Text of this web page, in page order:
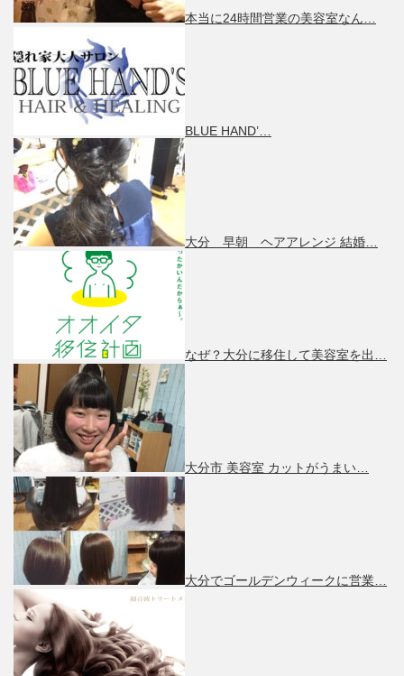
本当に24時間営業の美容室なん…
BLUE HAND’…
大分 早朝 ヘアアレンジ 結婚…
なぜ？大分に移住して美容室を出…
大分市 美容室 カットがうまい…
大分でゴールデンウィークに営業…